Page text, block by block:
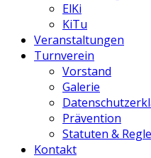
ElKi
KiTu
Veranstaltungen
Turnverein
Vorstand
Galerie
Prävention
Statuten &
Kontakt